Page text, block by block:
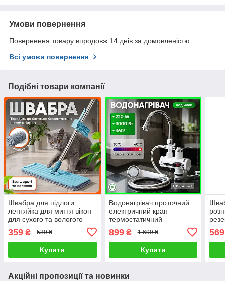
Умови повернення
Повернення товару впродовж 14 днів за домовленістю
Всі умови повернення
Подібні товари компанії
Швабра для підлоги
лентяйка для миття вікон
для сухого та вологого
прибирання з насадкою з
мікрофібри розумна
універсальна
359 ₴ 539 ₴
Купити
Водонагрівач проточний
електричний кран
термостатичний
душем екраном
899₴ 1 699 ₴
Купити
569
Акційні пропозиції та новинки